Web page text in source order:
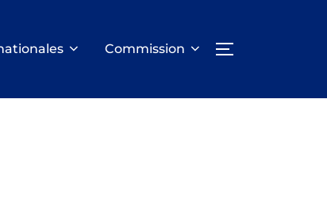
Commission PERMUTER